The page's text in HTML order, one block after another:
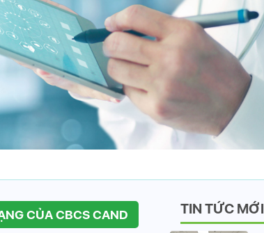
CỦA CBCS CAND TIN TỨC MỚI